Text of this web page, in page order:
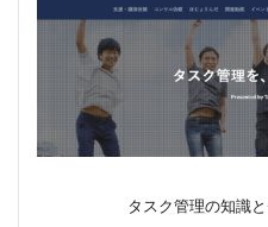
タスク管理の知識